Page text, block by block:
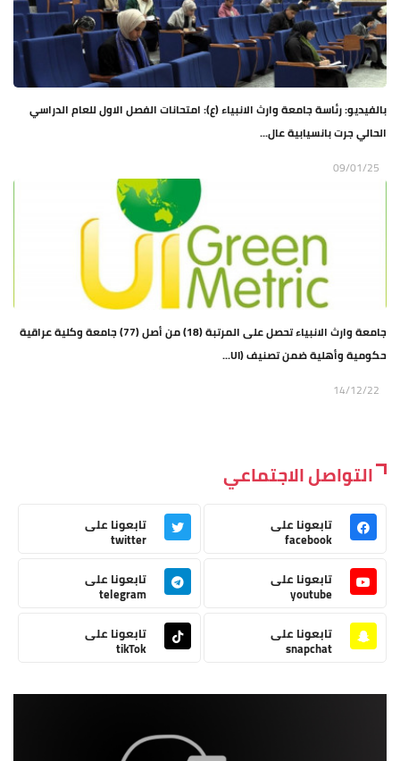
بالفيديو: رئاسة جامعة وارث الانبياء (ع): امتحانات الفصل الاول للعام الدراسي
الحالي جرت بانسيابية عال...
09/01/25
جامعة وارث الانبياء تحصل على المرتبة (18) من أصل (77) جامعة وكلية عراقية
حكومية وأهلية ضمن تصنيف (UI...
14/12/22
التواصل الاجتماعي
تابعونا على
facebook
تابعونا على
twitter
تابعونا على
youtube
تابعونا على
telegram
تابعونا على
snapchat
تابعونا على
tikTok